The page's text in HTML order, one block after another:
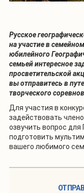
Русское
на участие в
юбилейного
семьей интересное
просветительской
вы отправитесь в
творческого
Для участия в
задействовать
озвучить вопрос для
подготовить
вашего любимого